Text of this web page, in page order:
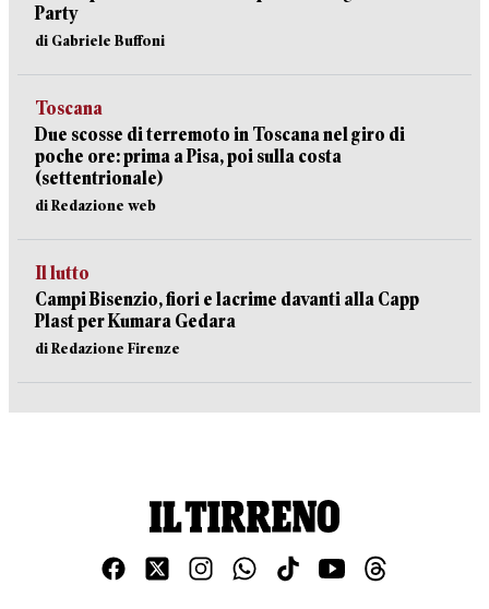
Party
di Gabriele Buffoni
Toscana
Due scosse di terremoto in Toscana nel giro di
poche ore: prima a Pisa, poi sulla costa
(settentrionale)
di Redazione web
Il lutto
Campi Bisenzio, fiori e lacrime davanti alla Capp
Plast per Kumara Gedara
di Redazione Firenze